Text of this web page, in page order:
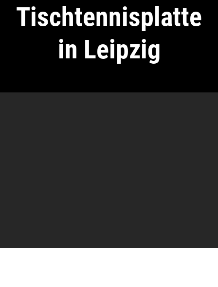
Tischtennisplatte
in Leipzig